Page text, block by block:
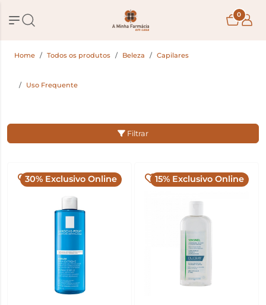
0
Home Todos os produtos Beleza Capilares
Uso Frequente
Filtrar
30% Exclusivo Online 15% Exclusivo Online